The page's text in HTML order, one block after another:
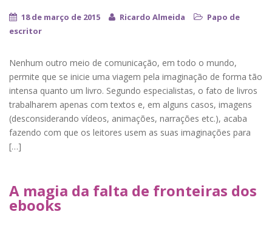
18 de março de 2015 Ricardo Almeida
Papo de
escritor
Nenhum outro meio de comunicação, em todo o mundo,
permite que se inicie uma viagem pela imaginação de forma tão
intensa quanto um livro. Segundo especialistas, o fato de livros
trabalharem apenas com textos e, em alguns casos, imagens
(desconsiderando vídeos, animações, narrações etc.), acaba
fazendo com que os leitores usem as suas imaginações para
[…]
A magia da falta de fronteiras dos
ebooks